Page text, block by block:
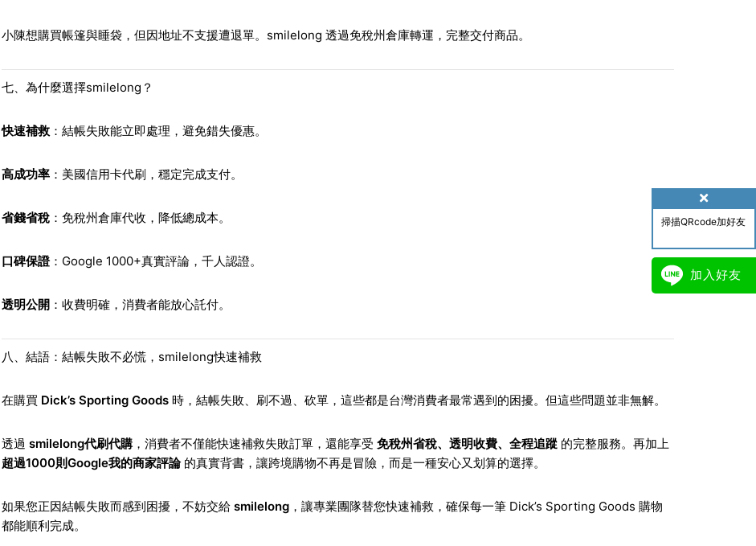
掃描QRcode加好友
加入好友
小陳想購買帳篷與睡袋，但因地址不支援遭退單。smilelong 透過免稅州倉庫轉運，完整交付商品。
七、為什麼選擇smilelong？
快速補救：結帳失敗能立即處理，避免錯失優惠。
高成功率：美國信用卡代刷，穩定完成支付。
省錢省稅：免稅州倉庫代收，降低總成本。
口碑保證：Google 1000+真實評論，千人認證。
透明公開：收費明確，消費者能放心託付。
八、結語：結帳失敗不必慌，smilelong快速補救
在購買 Dick’s Sporting Goods時，結帳失敗、刷不過、砍單，這些都是台灣消費者最常遇到的困擾。但這些問題並非無解。
透過 smilelong代刷代購，消費者不僅能快速補救失敗訂單，還能享受 免稅州省稅、透明收費、全程追蹤的完整服務。再加上
超過1000則Google我的商家評論的真實背書，讓跨境購物不再是冒險，而是一種安心又划算的選擇。
如果您正因結帳失敗而感到困擾，不妨交給 smilelong，讓專業團隊替您快速補救，確保每一筆 Dick’s Sporting Goods 購物
都能順利完成。